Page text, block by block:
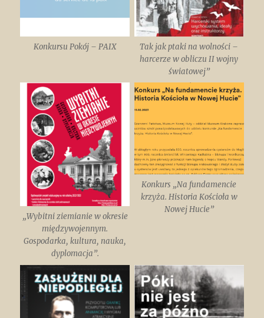
Konkursu Pokój – PAIX
Tak jak ptaki na wolności –
harcerze w obliczu II wojny
światowej”
„Wybitni ziemianie w okresie
międzywojennym.
Gospodarka, kultura, nauka,
dyplomacja”.
Konkurs „Na fundamencie
krzyża. Historia Kościoła w
Nowej Hucie”